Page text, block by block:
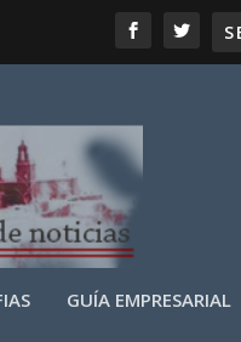
GUÍA EMPRESARIAL
LOGIN USER TTN